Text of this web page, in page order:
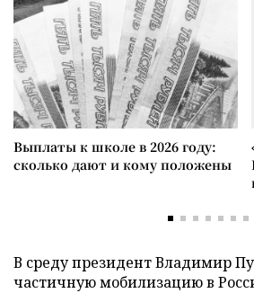
Выплаты к школе в 2026 году:
сколько дают и кому положены
В среду президент Владимир
частичную мобилизацию в